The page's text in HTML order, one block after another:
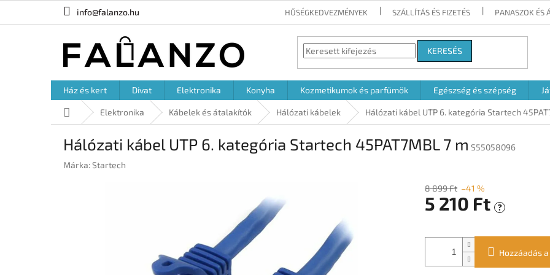
info@falanzo.hu HŰSÉGKEDVEZMÉNYEK SZÁLLÍTÁS ÉS FIZETÉS PANASZOK ÉS
KERESÉS
Ház és kert Divat Elektronika Konyha Kozmetikumok és parfümök Egészség és szépség
KezdőlapElektronika Kábelek és átalakítók Hálózati kábelek Hálózati kábel UTP 6. kategória Startech
Hálózati kábel UTP 6. kategória Startech 45PAT7MBL 7 m S55058096
Márka:Startech
8 899 Ft –41 %
5 210 Ft ?
Hozzáadás